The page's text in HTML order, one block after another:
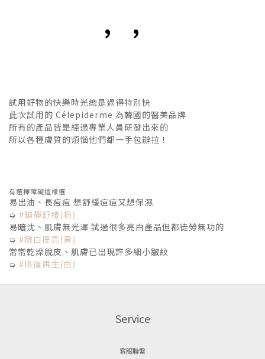
’’
試用好物的快樂時光總是過得特別快
此次試用的 Célepiderme 為韓國的醫美品牌
所有的產品皆是經過專業人員研發出來的
所以各種膚質的煩惱他們都一手包辦拉！
有選擇障礙這樣選
易出油、長痘痘 想舒緩痘痘又想保濕
➭ #鎮靜舒緩(粉)
易暗沈、肌膚無光澤 試過很多亮白產品但都徒勞無功的
➭ #嫩白提亮(黃)
常常乾燥脫皮、肌膚已出現許多細小皺紋
➭ #修復再生(白)
Service
客服聯繫